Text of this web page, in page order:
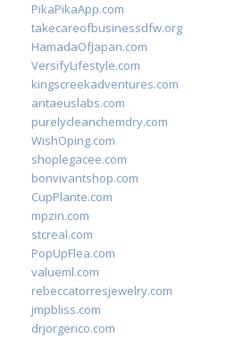
PikaPikaApp.com
takecareofbusinessdfw.org
HamadaOfJapan.com
VersifyLifestyle.com
kingscreekadventures.com
antaeuslabs.com
purelycleanchemdry.com
WishOping.com
shoplegacee.com
bonvivantshop.com
CupPlante.com
mpzin.com
stcreal.com
PopUpFlea.com
valueml.com
rebeccatorresjewelry.com
jmpbliss.com
drjorgerico.com